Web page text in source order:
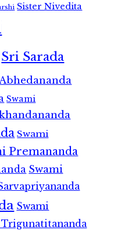
Sister Nivedita
Sri Sarada
Swami
Swami
Premananda
Swami
Swami
Trigunatitananda